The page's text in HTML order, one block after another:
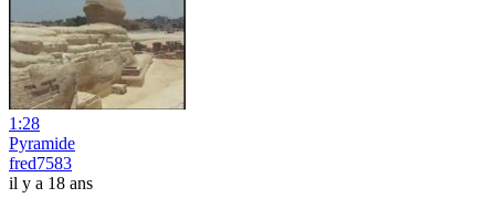
1:28
Pyramide
fred7583
il y a 18 ans